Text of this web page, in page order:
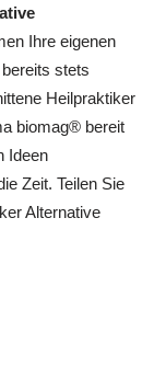
Ihre eigenen
stets
Heilpraktiker
biomag® bereit
Ideen
Zeit. Teilen Sie
Alternative